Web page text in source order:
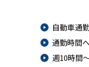
自動車通
通勤時間
週10時間